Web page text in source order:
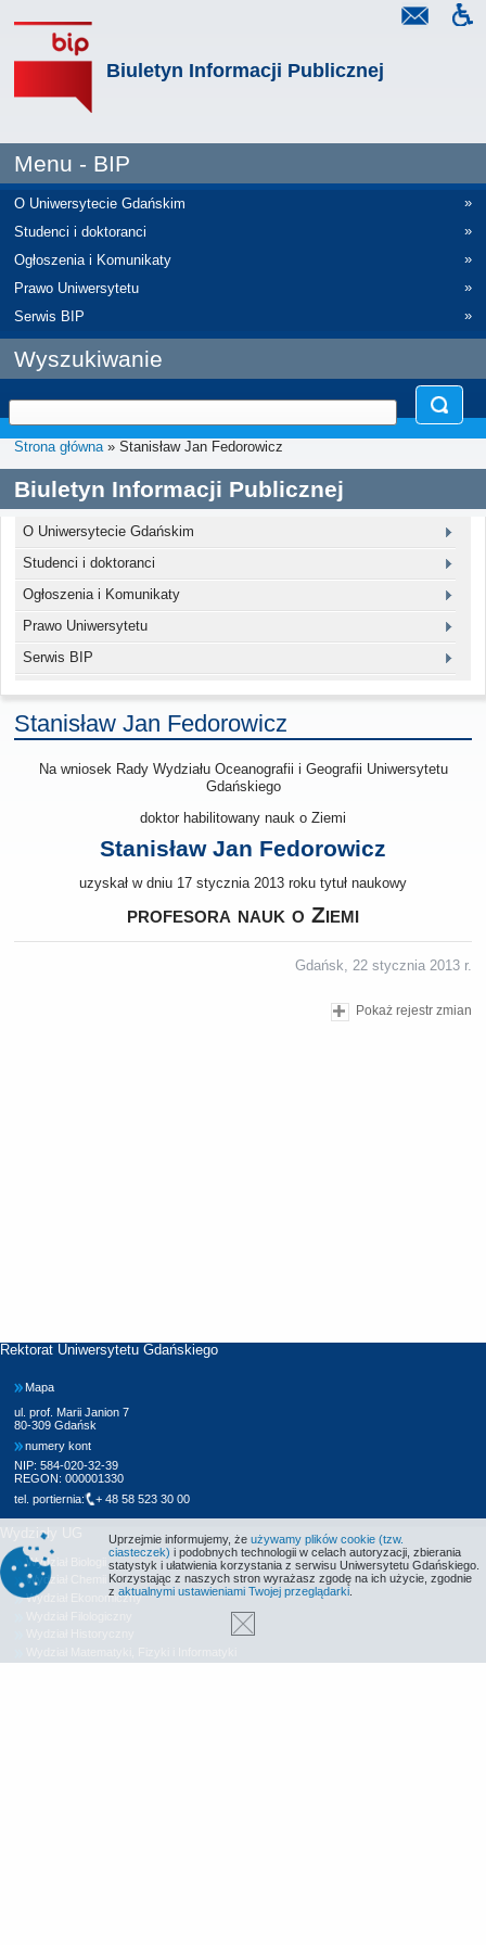
Biuletyn Informacji Publicznej
Menu - BIP
O Uniwersytecie Gdańskim
»
Studenci i doktoranci
»
Ogłoszenia i Komunikaty
»
Prawo Uniwersytetu
»
Serwis BIP
»
Wyszukiwanie
Strona główna» Stanisław Jan Fedorowicz
Biuletyn Informacji Publicznej
O Uniwersytecie Gdańskim
Studenci i doktoranci
Ogłoszenia i Komunikaty
Prawo Uniwersytetu
Serwis BIP
Stanisław Jan Fedorowicz
Na wniosek Rady Wydziału Oceanografii i Geografii Uniwersytetu
Gdańskiego
doktor habilitowany nauk o Ziemi
Stanisław Jan Fedorowicz
uzyskał w dniu 17 stycznia 2013 roku tytuł naukowy
profesora nauk o Ziemi
Gdańsk, 22 stycznia 2013 r.
Pokaż rejestr zmian
Rektorat Uniwersytetu Gdańskiego
Mapa
ul. prof. Marii Janion 7
80-309 Gdańsk
numery kont
NIP: 584-020-32-39
REGON: 000001330
tel. portiernia:
+ 48 58 523 30 00
Wydziały UG
Wydział Biologii
Wydział Chemii
Wydział Ekonomiczny
Uprzejmie informujemy, że używamy plików cookie (tzw.
ciasteczek) i podobnych technologii w celach autoryzacji, zbierania
statystyk i ułatwienia korzystania z serwisu Uniwersytetu Gdańskiego.
Korzystając z naszych stron wyrażasz zgodę na ich użycie, zgodnie
z aktualnymi ustawieniami Twojej przeglądarki